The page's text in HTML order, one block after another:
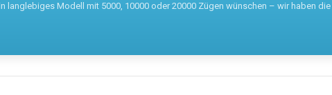
langlebiges Modell mit 5000, 10000 oder 20000 Zügen wünschen – wir haben